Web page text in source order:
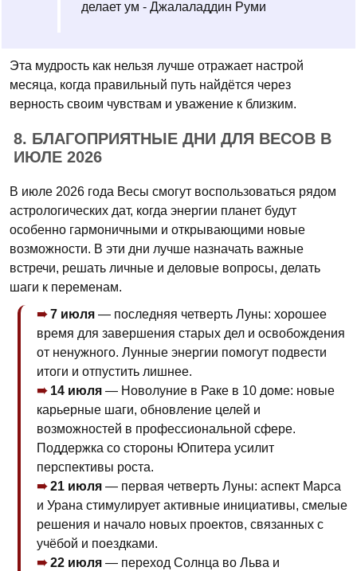
делает ум - Джалаладдин Руми
Эта мудрость как нельзя лучше отражает настрой
месяца, когда правильный путь найдётся через
верность своим чувствам и уважение к близким.
8. БЛАГОПРИЯТНЫЕ ДНИ ДЛЯ ВЕСОВ В
ИЮЛЕ 2026
В июле 2026 года Весы смогут воспользоваться рядом
астрологических дат, когда энергии планет будут
особенно гармоничными и открывающими новые
возможности. В эти дни лучше назначать важные
встречи, решать личные и деловые вопросы, делать
шаги к переменам.
7 июля — последняя четверть Луны: хорошее
время для завершения старых дел и освобождения
от ненужного. Лунные энергии помогут подвести
итоги и отпустить лишнее.
14 июля — Новолуние в Раке в 10 доме: новые
карьерные шаги, обновление целей и
возможностей в профессиональной сфере.
Поддержка со стороны Юпитера усилит
перспективы роста.
21 июля — первая четверть Луны: аспект Марса
и Урана стимулирует активные инициативы, смелые
решения и начало новых проектов, связанных с
учёбой и поездками.
22 июля — переход Солнца во Льва и